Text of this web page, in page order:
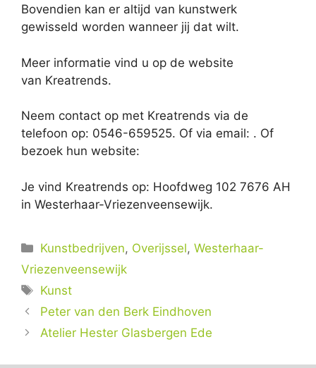
Bovendien kan er altijd van kunstwerk
gewisseld worden wanneer jij dat wilt.
Meer informatie vind u op de website
van Kreatrends.
Neem contact op met Kreatrends via de
telefoon op: 0546-659525. Of via email: . Of
bezoek hun website:
Je vind Kreatrends op: Hoofdweg 102 7676 AH
in Westerhaar-Vriezenveensewijk.
Categorieën
Kunstbedrijven, Overijssel,Westerhaar-
Vriezenveensewijk
Tags
Kunst
Peter van den Berk Eindhoven
Atelier Hester Glasbergen Ede